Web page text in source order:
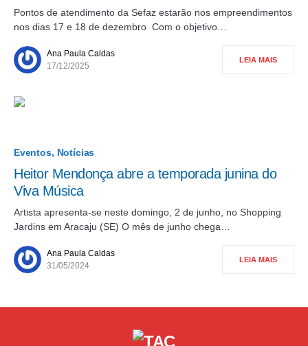
Pontos de atendimento da Sefaz estarão nos empreendimentos
nos dias 17 e 18 de dezembro Com o objetivo…
Ana Paula Caldas
17/12/2025
LEIA MAIS
Eventos Notícias
Heitor Mendonça abre a temporada junina do
Viva Música
Artista apresenta-se neste domingo, 2 de junho, no Shopping
Jardins em Aracaju (SE) O mês de junho chega…
Ana Paula Caldas
31/05/2024
LEIA MAIS